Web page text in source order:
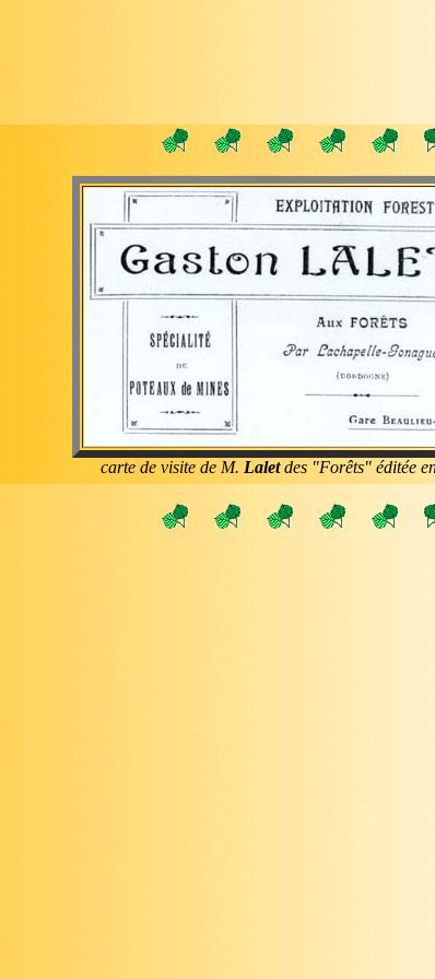
carte de visite de M. Laletdes "Forêts" éditée